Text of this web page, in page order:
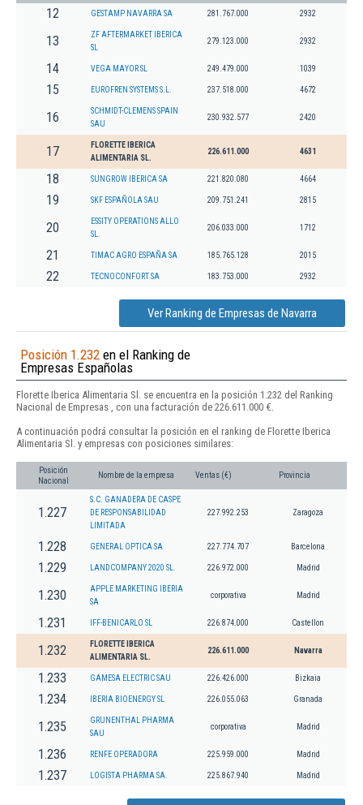
12 GESTAMP NAVARRA SA 281.767.000 2932
13
ZF AFTERMARKET IBERICA
SL
279.123.000 2932
14 VEGA MAYOR SL 249.479.000 1039
15 EUROFREN SYSTEMS S.L. 237.518.000 4672
16
SCHMIDT-CLEMENS SPAIN
SAU
230.932.577 2420
17
FLORETTE IBERICA
ALIMENTARIA SL.
226.611.000 4631
18 SUNGROW IBERICA SA 221.820.080 4664
19 SKF ESPAÑOLA SAU 209.751.241 2815
20
ESSITY OPERATIONS ALLO
SL.
206.033.000 1712
21 TIMAC AGRO ESPAÑA SA 185.765.128 2015
22 TECNOCONFORT SA 183.753.000 2932
Ver Ranking de Empresas de Navarra
Posición 1.232 en el Ranking de
Empresas Españolas
Florette Iberica Alimentaria Sl. se encuentra en la posición 1.232 del Ranking
Nacional de Empresas , con una facturación de 226.611.000 €.
A continuación podrá consultar la posición en el ranking de Florette Iberica
Alimentaria Sl. y empresas con posiciones similares:
Posición
Nacional
Nombre de la empresa Ventas (€) Provincia
1.227
S.C. GANADERA DE CASPE
DE RESPONSABILIDAD
LIMITADA
227.992.253 Zaragoza
1.228 GENERAL OPTICA SA 227.774.707 Barcelona
1.229 LANDCOMPANY 2020 SL. 226.972.000 Madrid
1.230
APPLE MARKETING IBERIA
SA
corporativa Madrid
1.231 IFF-BENICARLO SL 226.874.000 Castellon
1.232
FLORETTE IBERICA
ALIMENTARIA SL.
226.611.000 Navarra
1.233 GAMESA ELECTRIC SAU 226.426.000 Bizkaia
1.234 IBERIA BIOENERGY SL 226.055.063 Granada
1.235
GRUNENTHAL PHARMA
SAU
corporativa Madrid
1.236 RENFE OPERADORA 225.959.000 Madrid
1.237 LOGISTA PHARMA SA. 225.867.940 Madrid